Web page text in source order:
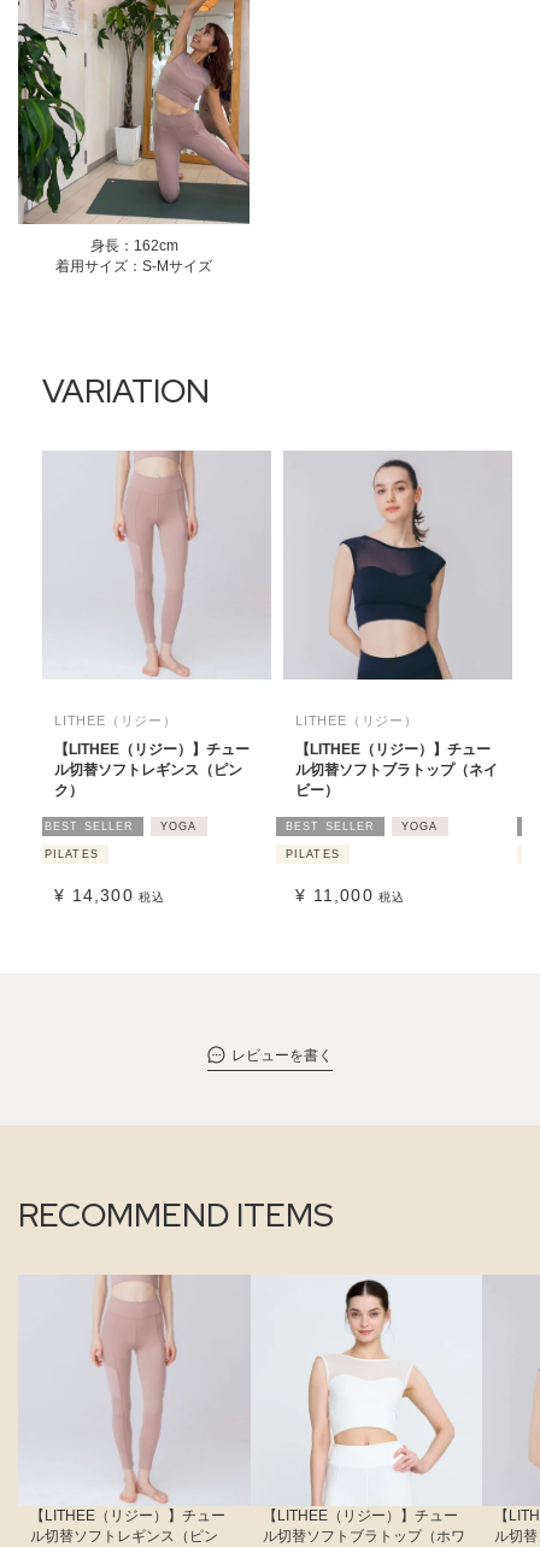
身長：162cm
着用サイズ：S-Mサイズ
VARIATION
LITHEE（リジー）
【LITHEE（リジー）】チュー
ル切替ソフトレギンス（ピン
ク）
BEST SELLER YOGA
PILATES
¥ 14,300 税込
LITHEE（リジー）
【LITHEE（リジー）】チュー
ル切替ソフトブラトップ（ネイ
ビー）
BEST SELLER YOGA
PILATES
¥ 11,000 税込
レビューを書く
RECOMMEND ITEMS
【LITHEE（リジー）】チュー
ル切替ソフトレギンス（ピン
【LITHEE（リジー）】チュー
ル切替ソフトブラトップ（ホワ
【
ル切